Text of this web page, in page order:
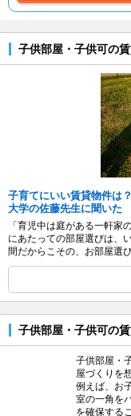
子供部屋・子供可の
子育てにいい賃貸物件は
大学の佐藤先生に聞いた
「育児中は庭がある一軒
にあたっての部屋選びは、
間だからこその、お部屋選
子供部屋・子供可の
子供部屋・
屋づくりを
例えば、お
室の一角を
を確保する